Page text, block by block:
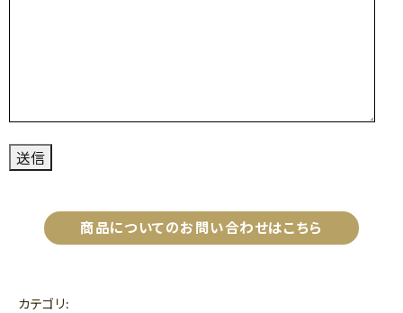
商品についてのお問い合わせはこちら
カテゴリ: